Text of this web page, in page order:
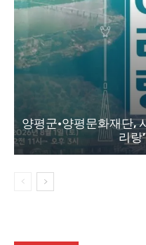
양평군·양평문화재단,
리랑